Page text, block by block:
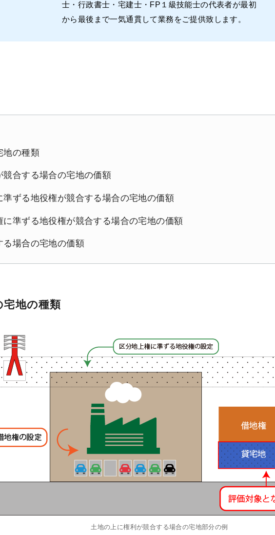
士・行政書士・宅建士・FP１級技能士の代表者が最初
から最後まで一気通貫して業務をご提供致します。
地の種類
合する場合の宅地の価額
ずる地役権が競合する場合の宅地の価額
準ずる地役権が競合する場合の宅地の価額
る場合の宅地の価額
宅地の種類
土地の上に権利が競合する場合の宅地部分の例